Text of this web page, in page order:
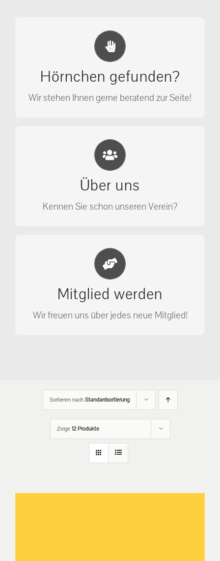
Hörnchen gefunden?
Wir stehen Ihnen gerne beratend zur Seite!
Erste Hilfe Maßnahmen
Ihr Anruf kann Leben retten!
Über uns
Kennen Sie schon unseren Verein?
Eichhörnchen Schutz e.V.
Wir sehen nicht weg, wir retten!
Mitglied werden
Wir freuen uns über jedes neue Mitglied!
Jetzt Mitglied werden
Unterstützen Sie unseren Verein als
Mitglied.
MITGLIED WERDEN
Sortieren nach Standardsortierung
Zeige 12 Produkte